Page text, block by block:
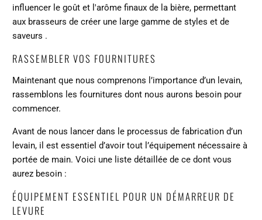
influencer le goût et l'arôme finaux de la bière, permettant
aux brasseurs de créer une large gamme de styles et de
saveurs .
RASSEMBLER VOS FOURNITURES
Maintenant que nous comprenons l’importance d’un levain,
rassemblons les fournitures dont nous aurons besoin pour
commencer.
Avant de nous lancer dans le processus de fabrication d’un
levain, il est essentiel d’avoir tout l’équipement nécessaire à
portée de main. Voici une liste détaillée de ce dont vous
aurez besoin :
ÉQUIPEMENT ESSENTIEL POUR UN DÉMARREUR DE
LEVURE